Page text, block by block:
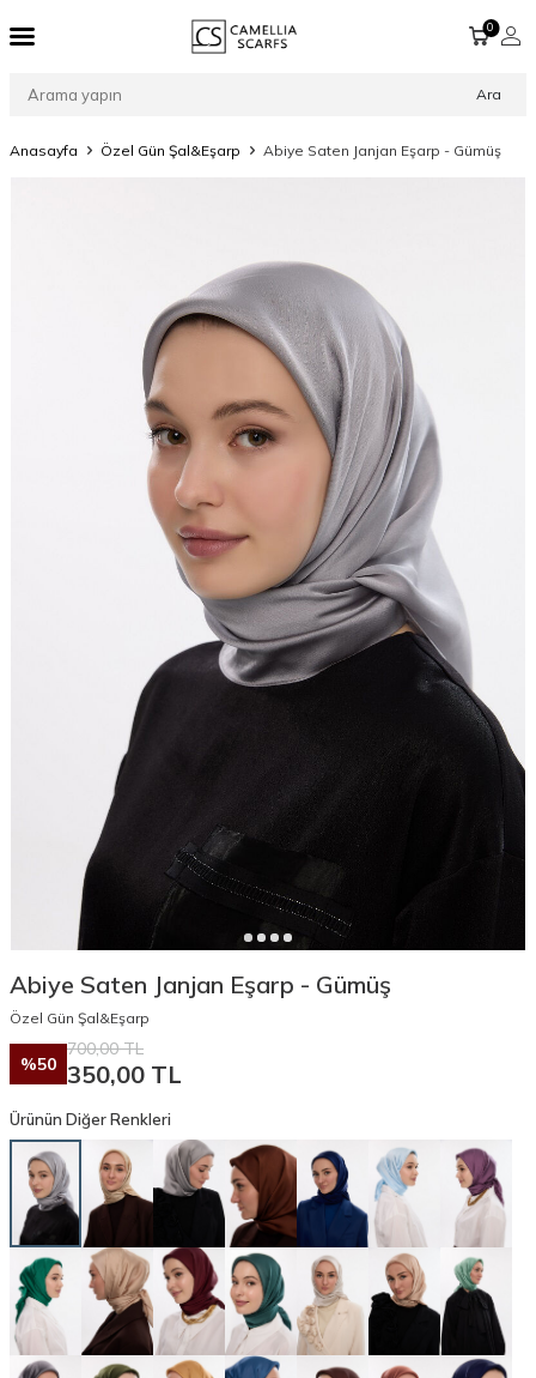
Ara
0
Anasayfa Özel Gün Şal&Eşarp Abiye Saten Janjan Eşarp - Gümüş
Abiye Saten Janjan Eşarp - Gümüş
Özel Gün Şal&Eşarp
%50
700,00TL
350,00 TL
Ürünün Diğer Renkleri